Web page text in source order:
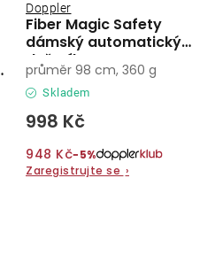
Fiber Magic Safety
dámský automatický
deštník
Doppler
Skladem
998 Kč
948 Kč−5%
Zaregistrujte se ›
průměr 98 cm, 360 g